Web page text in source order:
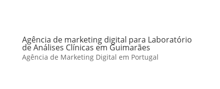
Agência de marketing digital para Laboratório
de Análises Clínicas em Guimarães
Agência de Marketing Digital em Portugal